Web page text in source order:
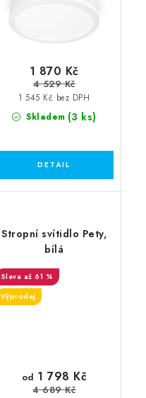
Skladem (3 ks)
1 545 Kč bez DPH
1 870 Kč
4 529 Kč
Stropní svítidlo Pety,
bílá
až 61 %
Výprodej
od 1 798 Kč
4 689 Kč